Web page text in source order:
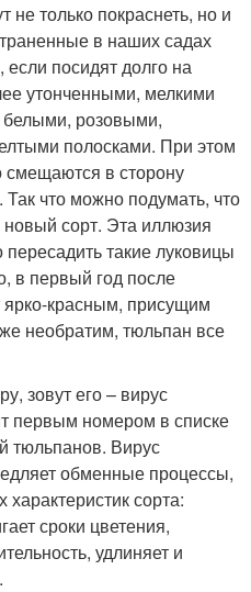
только покраснеть, но и
в наших садах
посидят долго на
утонченными, мелкими
розовыми,
полосками. При этом
смещаются в сторону
что можно подумать, что
сорт. Эта иллюзия
пересадить такие луковицы
в первый год после
ярко-красным, присущим
необратим, тюльпан все
зовут его – вирус
первым номером в списке
тюльпанов. Вирус
обменные процессы,
характеристик сорта:
сроки цветения,
удлиняет и